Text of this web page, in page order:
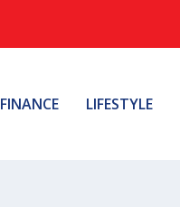
FINANCE LIFESTYLE